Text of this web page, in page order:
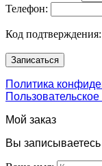
Телефон:
Код подтверждения:
Политика
Мой заказ
Вы